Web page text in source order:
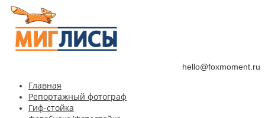
hello@foxmoment.ru
Главная
Репортажный фотограф
Гиф-стойка